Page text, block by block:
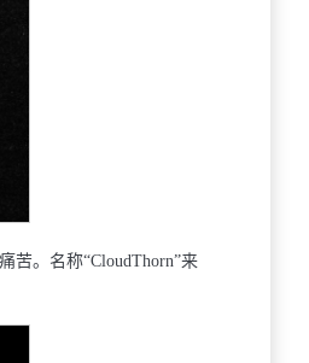
苦。名称“CloudThorn”来